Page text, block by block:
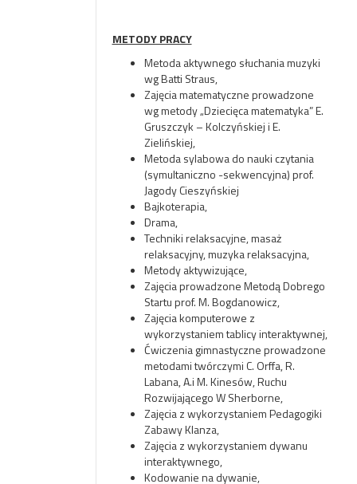
METODY PRACY
Metoda aktywnego słuchania muzyki
wg Batti Straus,
Zajęcia matematyczne prowadzone
wg metody „Dziecięca matematyka” E.
Gruszczyk – Kolczyńskiej i E.
Zielińskiej,
Metoda sylabowa do nauki czytania
(symultaniczno -sekwencyjna) prof.
Jagody Cieszyńskiej
Bajkoterapia,
Drama,
Techniki relaksacyjne, masaż
relaksacyjny, muzyka relaksacyjna,
Metody aktywizujące,
Zajęcia prowadzone Metodą Dobrego
Startu prof. M. Bogdanowicz,
Zajęcia komputerowe z
wykorzystaniem tablicy interaktywnej,
Ćwiczenia gimnastyczne prowadzone
metodami twórczymi C. Orffa, R.
Labana, A.i M. Kinesów, Ruchu
Rozwijającego W Sherborne,
Zajęcia z wykorzystaniem Pedagogiki
Zabawy Klanza,
Zajęcia z wykorzystaniem dywanu
interaktywnego,
Kodowanie na dywanie,